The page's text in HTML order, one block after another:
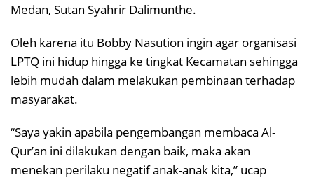
Medan, Sutan Syahrir Dalimunthe.
Oleh karena itu Bobby Nasution ingin agar organisasi
LPTQ ini hidup hingga ke tingkat Kecamatan sehingga
lebih mudah dalam melakukan pembinaan terhadap
masyarakat.
“Saya yakin apabila pengembangan membaca Al-
Qur’an ini dilakukan dengan baik, maka akan
menekan perilaku negatif anak-anak kita,” ucap